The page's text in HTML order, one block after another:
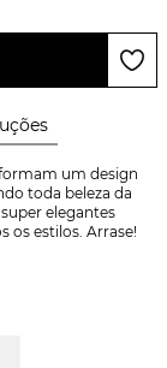
um design
toda beleza da
elegantes
os estilos. Arrase!